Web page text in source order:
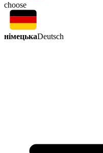
choose
німецькаDeutsch